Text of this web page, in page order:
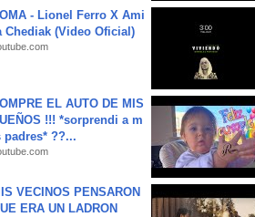
- Lionel Ferro X Ami
Chediak (Video Oficial)
EL AUTO DE MIS
!!! *sorprendi a m
padres* ??...
VECINOS PENSARON
ERA UN LADRON